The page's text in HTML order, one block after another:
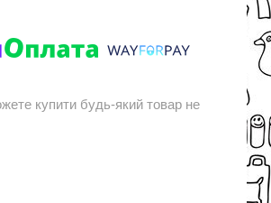
купити будь-який товар не